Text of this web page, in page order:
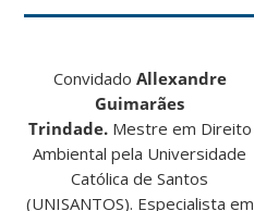
Convidado Allexandre
Guimarães
Trindade. Mestre em Direito
Ambiental pela Universidade
Católica de Santos
(UNISANTOS). Especialista em